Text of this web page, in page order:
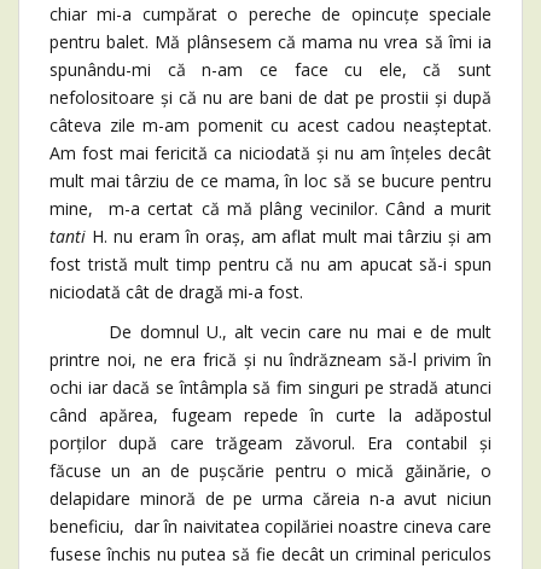
chiar mi-a cumpărat o pereche de opincuțe speciale
pentru balet. Mă plânsesem că mama nu vrea să îmi ia
spunându-mi că n-am ce face cu ele, că sunt
nefolositoare și că nu are bani de dat pe prostii și după
câteva zile m-am pomenit cu acest cadou neașteptat.
Am fost mai fericită ca niciodată și nu am înțeles decât
mult mai târziu de ce mama, în loc să se bucure pentru
mine, m-a certat că mă plâng vecinilor. Când a murit
tanti H. nu eram în oraș, am aflat mult mai târziu și am
fost tristă mult timp pentru că nu am apucat să-i spun
niciodată cât de dragă mi-a fost.
De domnul U., alt vecin care nu mai e de mult
printre noi, ne era frică și nu îndrăzneam să-l privim în
ochi iar dacă se întâmpla să fim singuri pe stradă atunci
când apărea, fugeam repede în curte la adăpostul
porților după care trăgeam zăvorul. Era contabil și
făcuse un an de pușcărie pentru o mică găinărie, o
delapidare minoră de pe urma căreia n-a avut niciun
beneficiu, dar în naivitatea copilăriei noastre cineva care
fusese închis nu putea să fie decât un criminal periculos